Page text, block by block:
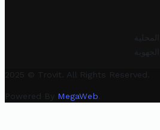
2025 © Trovit. All Rights Reserved.
Powered By MegaWeb